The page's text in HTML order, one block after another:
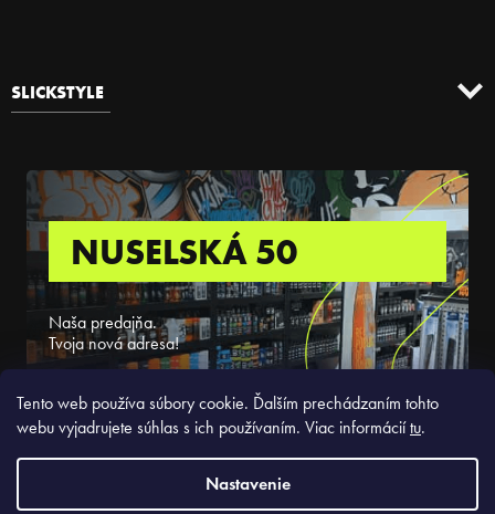
Tento web používa súbory cookie. Ďalším prechádzaním tohto
webu vyjadrujete súhlas s ich používaním. Viac informáciítu.
Nastavenie
SLICKSTYLE
NUSELSKÁ 50
Naša predajňa.
Tvoja nová adresa!
Slickstyle.sk. Všetky práva vyhradené.